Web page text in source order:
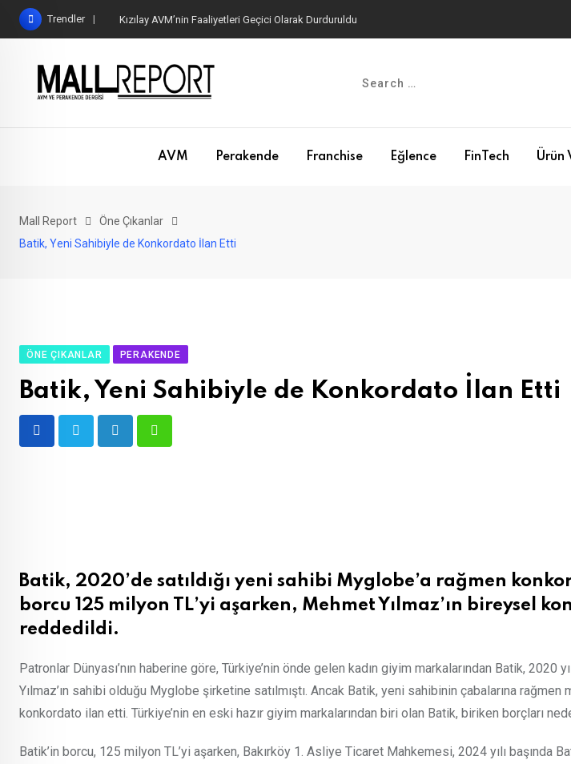
Skip
Trendler Kızılay AVM’nin Faaliyetleri Geçici Olarak Durduruldu
AVM Perakende Franchise Eğlence FinTech Ürün
Mall Report
Öne Çıkanlar
Batik, Yeni Sahibiyle de Konkordato İlan Etti
ÖNE ÇIKANLAR PERAKENDE
Batik, Yeni Sahibiyle de Konkordato İlan Etti
Batik, 2020’de satıldığı yeni sahibi Myglobe’a rağmen
borcu 125 milyon TL’yi aşarken, Mehmet Yılmaz’ın bireysel
reddedildi.
Patronlar Dünyası’nın haberine göre, Türkiye’nin önde gelen kadın giyim markalarından Batik, 2020
Yılmaz’ın sahibi olduğu Myglobe şirketine satılmıştı. Ancak Batik, yeni sahibinin çabalarına rağmen
konkordato ilan etti. Türkiye’nin en eski hazır giyim markalarından biri olan Batik, biriken borçları
Batik’in borcu, 125 milyon TL’yi aşarken, Bakırköy 1. Asliye Ticaret Mahkemesi, 2024 yılı başında